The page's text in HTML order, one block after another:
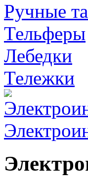
Ручные
Тельферы
Лебедки
Тележки